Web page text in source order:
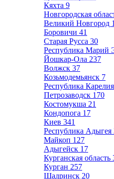
Кяхта 9
Новгородская
Великий Новгород
Боровичи 41
Старая Русса 30
Республика Марий
Йошкар-Ола 237
Волжск 37
Козьмодемьянск 7
Республика Карелия
Петрозаводск 170
Костомукша 21
Кондопога 17
Киев 341
Республика Адыгея
Майкоп 127
Адыгейск 17
Курганская область
Курган 257
Шадринск 20